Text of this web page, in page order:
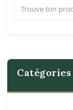
Catégories